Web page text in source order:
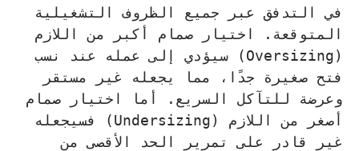
في التدفق عبر جميع الظروف التشغيلية
المتوقعة. اختيار صمام أكبر من اللازم
(Oversizing) سيؤدي إلى عمله عند نسب
فتح صغيرة جدًا، مما يجعله غير مستقر
وعرضة للتآكل السريع. أما اختيار صمام
أصغر من اللازم (Undersizing) فسيجعله
غير قادر على تمرير الحد الأقصى من